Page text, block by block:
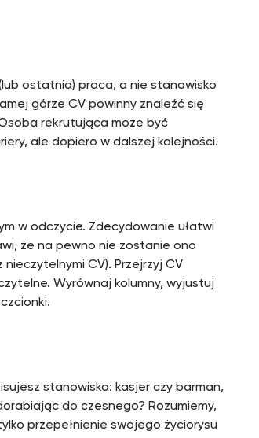
ostatnia) praca, a nie stanowisko
górze CV powinny znaleźć się
rekrutująca może być
ale dopiero w dalszej kolejności.
w odczycie. Zdecydowanie ułatwi
że na pewno nie zostanie ono
CV). Przejrzyj CV
Wyrównaj kolumny, wyjustuj
stanowiska: kasjer czy barman,
do czesnego? Rozumiemy,
przepełnienie swojego życiorysu